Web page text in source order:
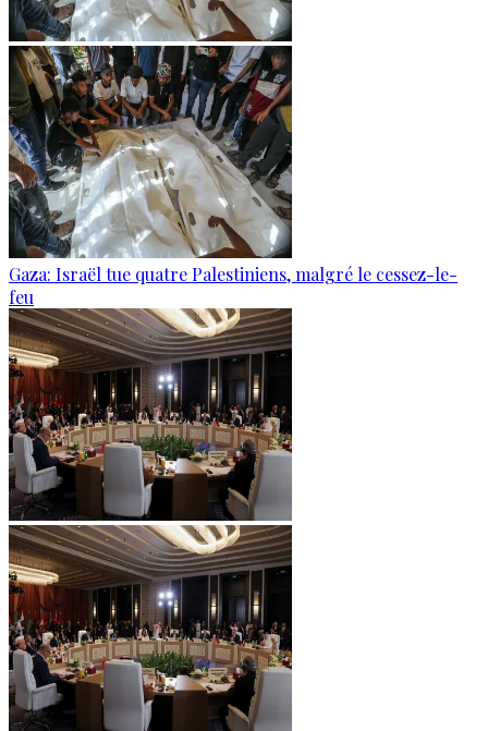
Gaza: Israël tue quatre Palestiniens, malgré le cessez-le-
feu